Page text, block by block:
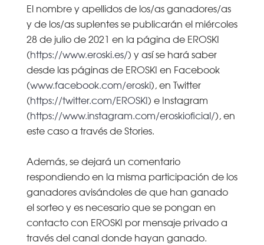
El nombre y apellidos de los/as ganadores/as
y de los/as suplentes se publicarán el miércoles
28 de julio de 2021 en la página de EROSKI
(https://www.eroski.es/) y así se hará saber
desde las páginas de EROSKI en Facebook
(www.facebook.com/eroski), en Twitter
(https://twitter.com/EROSKI) e Instagram
(https://www.instagram.com/eroskioficial/), en
este caso a través de Stories.
Además, se dejará un comentario
respondiendo en la misma participación de los
ganadores avisándoles de que han ganado
el sorteo y es necesario que se pongan en
contacto con EROSKI por mensaje privado a
través del canal donde hayan ganado.